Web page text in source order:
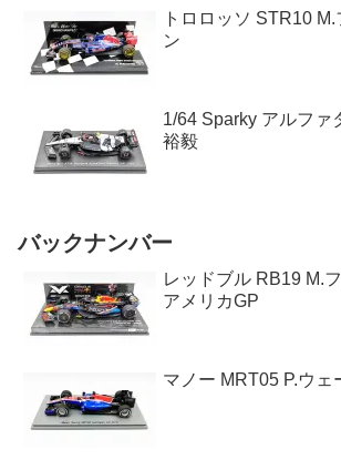
トロロッソ STR10
ン
1/64 Sparky アルファ
裕毅
バックナンバー
レッドブル RB19 M.
アメリカGP
マノー MRT05 P.ウェ